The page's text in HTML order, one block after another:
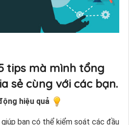
tips mà mình tổng
sẻ cùng với các bạn.
hiệu quả
bạn có thể kiểm soát các đầu